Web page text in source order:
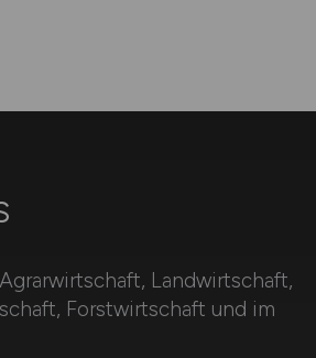
Landwirtschaft,
Forstwirtschaft und im